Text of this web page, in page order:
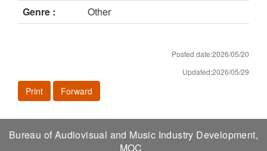
Genre :
Other
Posted date:2026/05/20
Updated:2026/05/29
Print Forward
Bureau of Audiovisual and Music Industry Development,
MOC